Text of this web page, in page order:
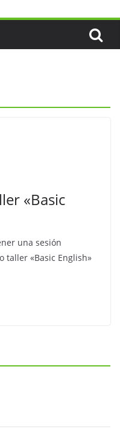
«Basic
una sesión
taller «Basic English»